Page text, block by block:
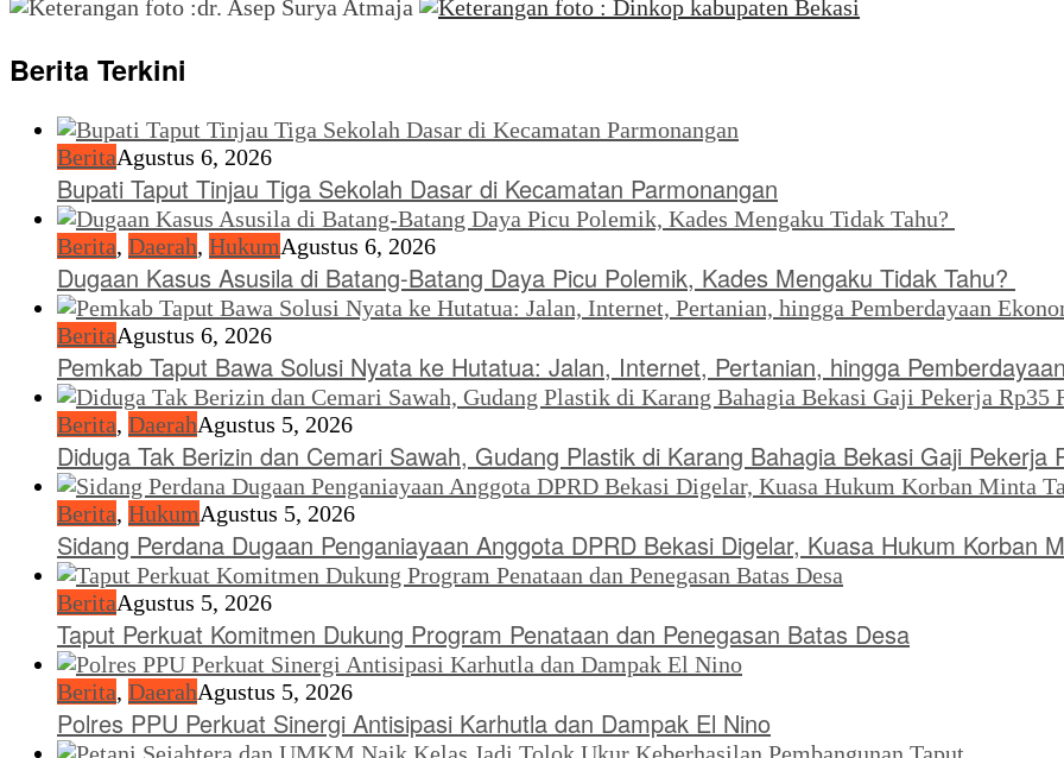
Berita Terkini
BeritaAgustus 6, 2026
Bupati Taput Tinjau Tiga Sekolah Dasar di Kecamatan Parmonangan
Berita, Daerah, HukumAgustus 6, 2026
Dugaan Kasus Asusila di Batang-Batang Daya Picu Polemik, Kades Mengaku Tidak Tahu?
BeritaAgustus 6, 2026
Pemkab Taput Bawa Solusi Nyata ke Hutatua: Jalan, Internet, Pertanian, hingga
Berita, DaerahAgustus 5, 2026
Diduga Tak Berizin dan Cemari Sawah, Gudang Plastik di Karang Bahagia Bekasi Gaji Pekerja
Berita, HukumAgustus 5, 2026
Sidang Perdana Dugaan Penganiayaan Anggota DPRD Bekasi Digelar, Kuasa Hukum Korban
BeritaAgustus 5, 2026
Taput Perkuat Komitmen Dukung Program Penataan dan Penegasan Batas Desa
Berita, DaerahAgustus 5, 2026
Polres PPU Perkuat Sinergi Antisipasi Karhutla dan Dampak El Nino